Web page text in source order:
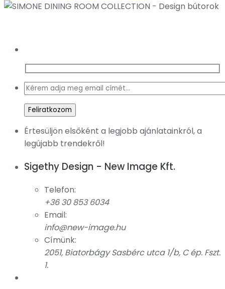
Értesüljön elsőként a legjobb ajánlatainkról, a
legújabb trendekről!
Sigethy Design - New Image Kft.
Telefon:
+36 30 853 6034
Email:
info@new-image.hu
Címünk:
2051, Biatorbágy Sasbérc utca 1/b, C ép. Fszt.
1.